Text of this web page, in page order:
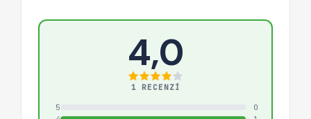
4,0
1 RECENZÍ
5
0